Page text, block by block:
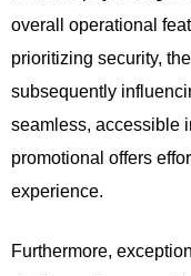
overall operational
prioritizing security,
subsequently
seamless, accessible
promotional offers
experience.
Furthermore,